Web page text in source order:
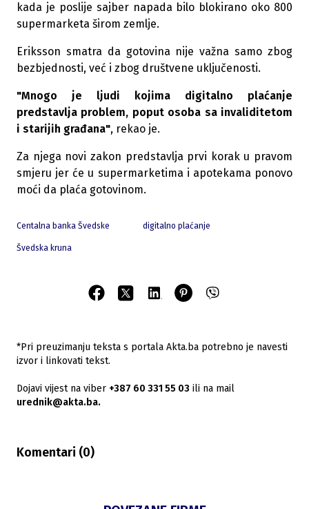
kada je poslije sajber napada bilo blokirano oko 800
supermarketa širom zemlje.
Eriksson smatra da gotovina nije važna samo zbog
bezbjednosti, već i zbog društvene uključenosti.
"Mnogo je ljudi kojima digitalno plaćanje
predstavlja problem, poput osoba sa invaliditetom
i starijih građana", rekao je.
Za njega novi zakon predstavlja prvi korak u pravom
smjeru jer će u supermarketima i apotekama ponovo
moći da plaća gotovinom.
Centalna banka Švedske digitalno plaćanje
Švedska kruna
*Pri preuzimanju teksta s portala Akta.ba potrebno je navesti
izvor i linkovati tekst.
Dojavi vijest na viber +387 60 331 55 03 ili na mail
urednik@akta.ba.
Komentari (0)